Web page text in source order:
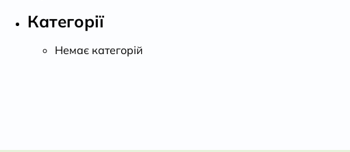
Категорії
Немає категорій